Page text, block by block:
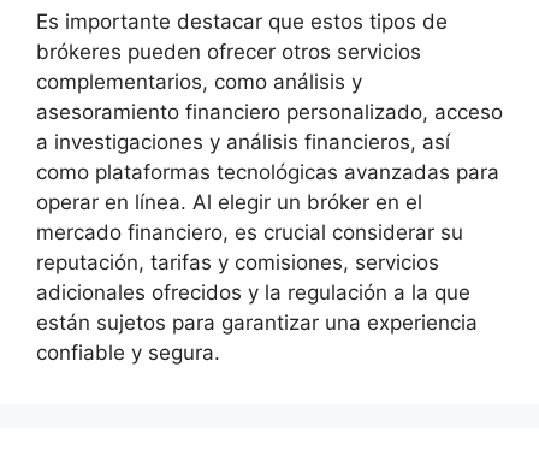
Es importante destacar que estos tipos de
brókeres pueden ofrecer otros servicios
complementarios, como análisis y
asesoramiento financiero personalizado, acceso
a investigaciones y análisis financieros, así
como plataformas tecnológicas avanzadas para
operar en línea. Al elegir un bróker en el
mercado financiero, es crucial considerar su
reputación, tarifas y comisiones, servicios
adicionales ofrecidos y la regulación a la que
están sujetos para garantizar una experiencia
confiable y segura.